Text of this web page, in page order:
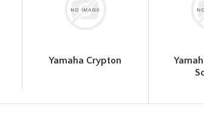
Yamaha Crypton